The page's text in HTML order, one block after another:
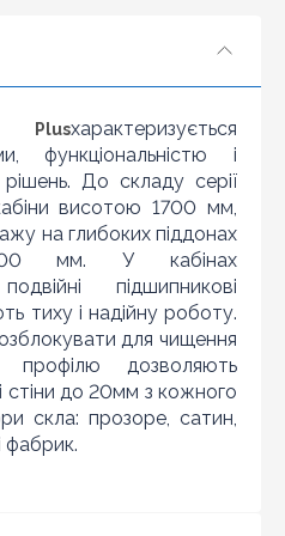
характеризується
функціональністю і
До складу серії
висотою 1700 мм,
на глибоких піддонах
мм. У кабінах
підшипникові
тиху і надійну роботу.
для чищення
профілю дозволяють
стіни до 20мм з кожного
скла: прозоре, сатин,
фабрик.
Якщо ви блукаючи
потрібного Вам товару
нам знати, і ми будемо
для Вас ціну (за умови,
бути у конкурента в
в іншому інтернет-